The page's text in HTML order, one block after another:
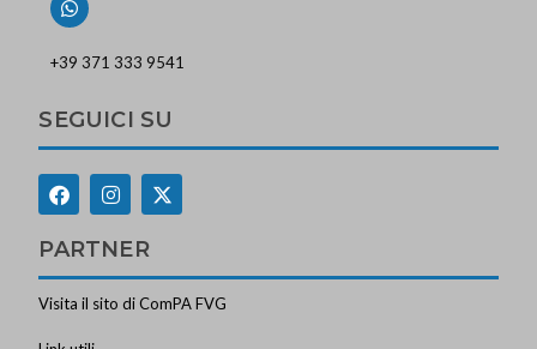
+39 371 333 9541
SEGUICI SU
PARTNER
Visita il sito di ComPA FVG